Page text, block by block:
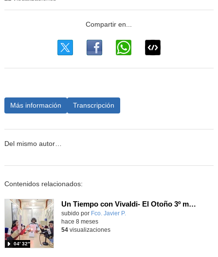
Más información Transcripción
Del mismo autor…
Contenidos relacionados:
Un Tiempo con Vivaldi- El Otoño 3º mov. Con 1º B ESO
Contenido educativo.
subido por Fco. Javier P.
04′ 32″
hace 8 meses
54visualizaciones